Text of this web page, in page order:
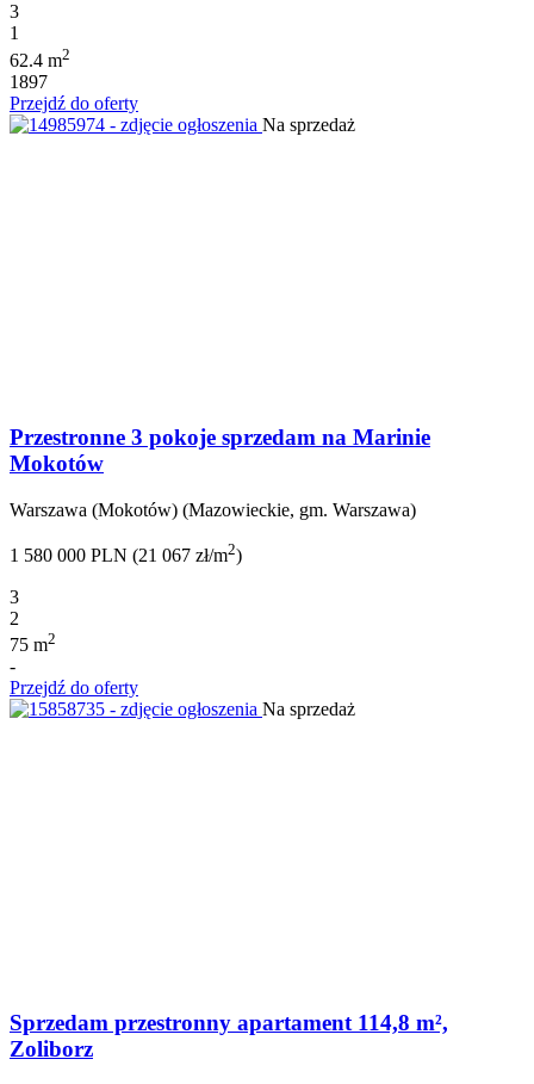
3
1
62.4 m2
1897
Przejdź do oferty
Na sprzedaż
Przestronne 3 pokoje sprzedam na Marinie
Mokotów
Warszawa (Mokotów) (Mazowieckie, gm. Warszawa)
1 580 000 PLN (21 067 zł/m2)
3
2
75 m2
-
Przejdź do oferty
Na sprzedaż
Sprzedam przestronny apartament 114,8 m²,
Zoliborz